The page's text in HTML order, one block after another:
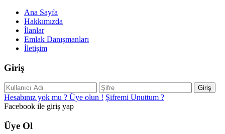
Ana Sayfa
Hakkımızda
İlanlar
Emlak Danışmanları
İletişim
Giriş
Giriş
Hesabınız yok mu ? Üye olun ! Şifremi Unuttum ?
Facebook ile giriş yap
Üye Ol